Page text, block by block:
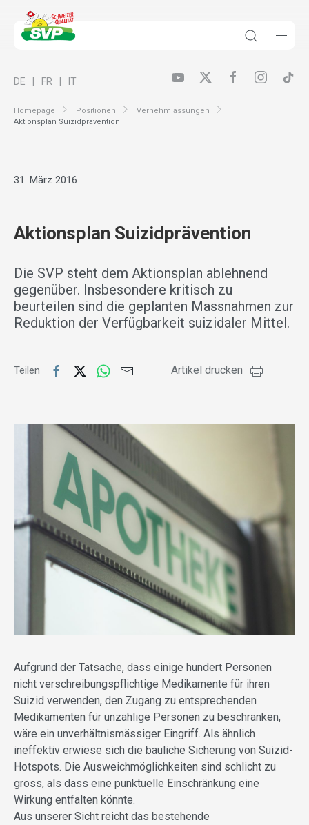
Homepage Positionen
Vernehmlassungen
Aktionsplan Suizidprävention
DE FR IT
31. März 2016
Aktionsplan Suizidprävention
Die SVP steht dem Aktionsplan ablehnend
gegenüber. Insbesondere kritisch zu
beurteilen sind die geplanten Massnahmen zur
Reduktion der Verfügbarkeit suizidaler Mittel.
Teilen Artikel drucken
Aufgrund der Tatsache, dass einige hundert Personen
nicht verschreibungspflichtige Medikamente für ihren
Suizid verwenden, den Zugang zu entsprechenden
Medikamenten für unzählige Personen zu beschränken,
wäre ein unverhältnismässiger Eingriff. Als ähnlich
ineffektiv erwiese sich die bauliche Sicherung von Suizid-
Hotspots. Die Ausweichmöglichkeiten sind schlicht zu
gross, als dass eine punktuelle Einschränkung eine
Wirkung entfalten könnte.
Aus unserer Sicht reicht das bestehende